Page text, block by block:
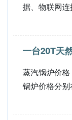
据、物联网
一台20T天
蒸汽锅炉价
锅炉价格分